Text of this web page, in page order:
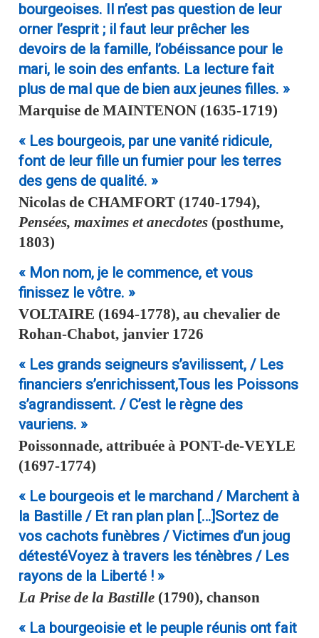
bourgeoises. Il n’est pas question de leur
orner l’esprit ; il faut leur prêcher les
devoirs de la famille, l’obéissance pour le
mari, le soin des enfants. La lecture fait
plus de mal que de bien aux jeunes filles. »
Marquise deMAINTENON (1635-1719)
« Les bourgeois, par une vanité ridicule,
font de leur fille un fumier pour les terres
des gens de qualité. »
Nicolas de CHAMFORT (1740-1794),
Pensées, maximes et anecdotes (posthume,
1803)
« Mon nom, je le commence, et vous
finissez le vôtre. »
VOLTAIRE (1694-1778), au chevalier de
Rohan-Chabot, janvier 1726
« Les grands seigneurs s’avilissent, / Les
financiers s’enrichissent,Tous les Poissons
s’agrandissent. / C’est le règne des
vauriens. »
Poissonnade, attribuée àPONT-de-VEYLE
(1697-1774)
« Le bourgeois et le marchand / Marchent à
la Bastille / Et ran plan plan […]Sortez de
vos cachots funèbres / Victimes d’un joug
détestéVoyez à travers les ténèbres / Les
rayons de la Liberté ! »
La Prise de la Bastille (1790), chanson
« La bourgeoisie et le peuple réunis ont fait